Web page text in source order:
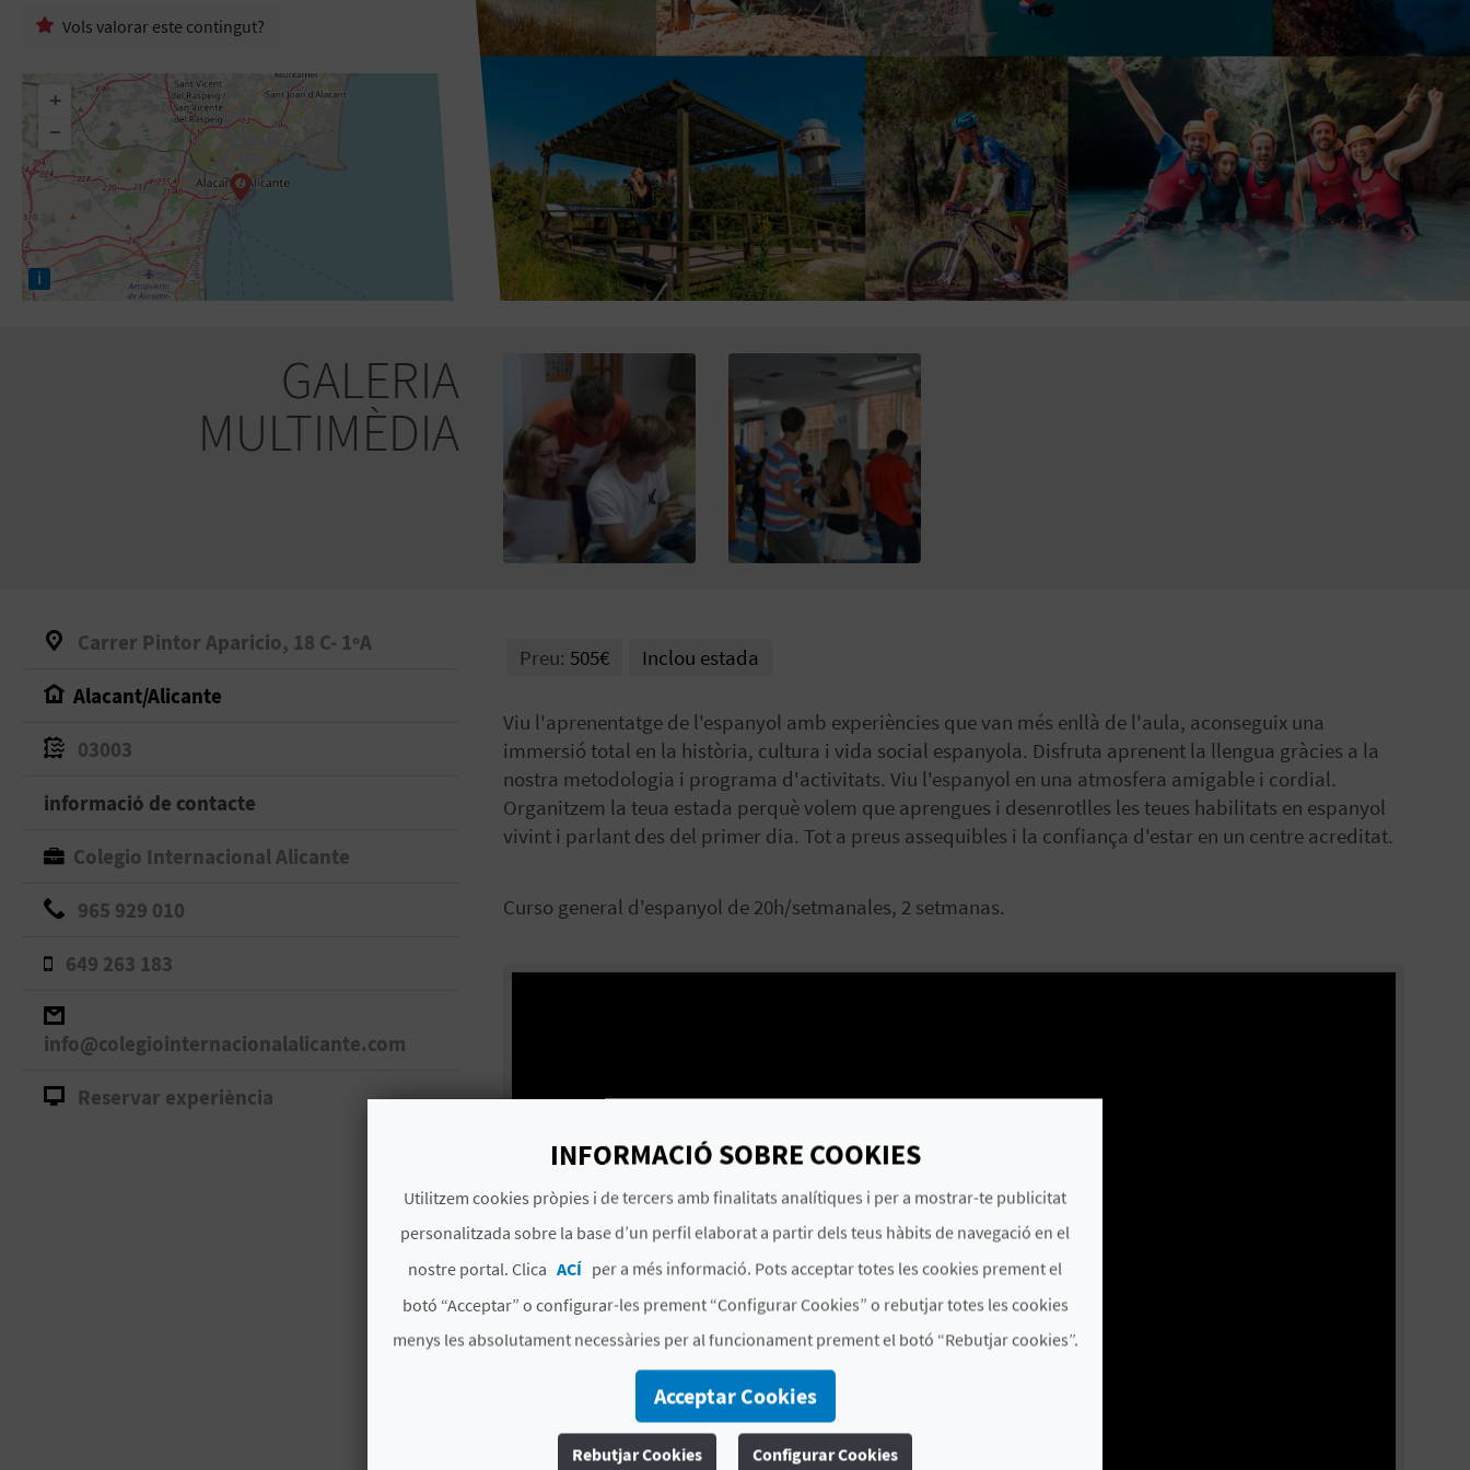
Vols valorar este contingut?
+
−
i
GALERIA
MULTIMÈDIA
Carrer Pintor Aparicio, 18 C- 1ºA
Alacant/Alicante
03003
informació de contacte
Colegio Internacional Alicante
965 929 010
649 263 183
info@colegiointernacionalalicante.com
Reservar experiència
Preu: 505€ Inclou estada
Viu l'aprenentatge de l'espanyol amb experiències que van més enllà de l'aula, aconseguix una
immersió total en la història, cultura i vida social espanyola. Disfruta aprenent la llengua gràcies a la
nostra metodologia i programa d'activitats. Viu l'espanyol en una atmosfera amigable i cordial.
Organitzem la teua estada perquè volem que aprengues i desenrotlles les teues habilitats en espanyol
vivint i parlant des del primer dia. Tot a preus assequibles i la confiança d'estar en un centre acreditat.
Curso general d'espanyol de 20h/setmanales, 2 setmanas.
INFORMACIÓ SOBRE COOKIES
Utilitzem cookies pròpies i de tercers amb finalitats analítiques i per a mostrar-te publicitat
personalitzada sobre la base d’un perfil elaborat a partir dels teus hàbits de navegació en el
nostre portal. Clica ACÍ per a més informació. Pots acceptar totes les cookies prement el
botó “Acceptar” o configurar-les prement “Configurar Cookies” o rebutjar totes les cookies
menys les absolutament necessàries per al funcionament prement el botó “Rebutjar cookies”.
Acceptar Cookies
Rebutjar Cookies Configurar Cookies